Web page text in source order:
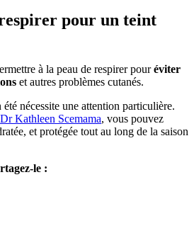
pour un teint
à la peau de respirer pouréviter
et autres problèmes cutanés.
été nécessite une attention particulière.
Dr Kathleen Scemama, vous pouvez
et protégée tout au long de la saison
le :